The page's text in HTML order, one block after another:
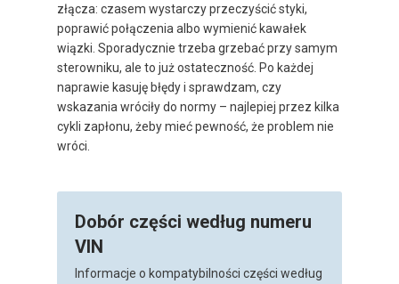
złącza: czasem wystarczy przeczyścić styki,
poprawić połączenia albo wymienić kawałek
wiązki. Sporadycznie trzeba grzebać przy samym
sterowniku, ale to już ostateczność. Po każdej
naprawie kasuję błędy i sprawdzam, czy
wskazania wróciły do normy – najlepiej przez kilka
cykli zapłonu, żeby mieć pewność, że problem nie
wróci.
Dobór części według numeru
VIN
Informacje o kompatybilności części według